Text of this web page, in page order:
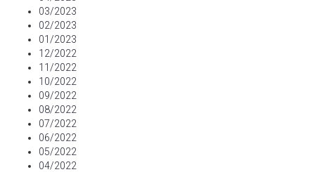
03/2023
02/2023
01/2023
12/2022
11/2022
10/2022
09/2022
08/2022
07/2022
06/2022
05/2022
04/2022